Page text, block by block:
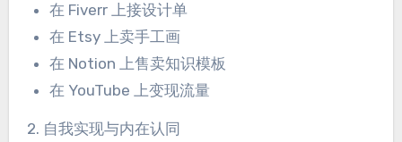
在 Fiverr 上接设计单
在 Etsy 上卖手工画
在 Notion 上售卖知识模板
在 YouTube 上变现流量
2. 自我实现与内在认同